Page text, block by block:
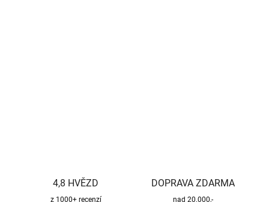
4,8 HVĚZD
z 1000+ recenzí
DOPRAVA ZDARMA
nad 20.000,-